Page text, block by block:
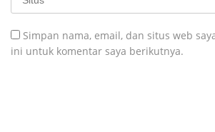
Simpan nama, email, dan situs web
ini untuk komentar saya berikutnya.